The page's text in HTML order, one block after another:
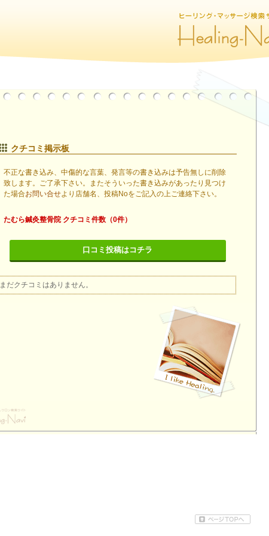
クチコミ掲示板
不正な書き込み、中傷的な言葉、発言等の書き込みは予告無しに削除
致します。ご了承下さい。またそういった書き込みがあったり見つけ
た場合お問い合せより店舗名、投稿Noをご記入の上ご連絡下さい。
たむら鍼灸整骨院 クチコミ件数（0件）
口コミ投稿はコチラ
まだクチコミはありません。